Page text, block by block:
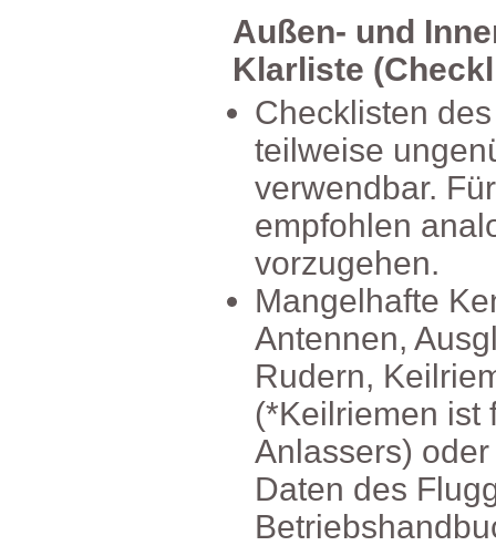
Außen-
vorzugehen.